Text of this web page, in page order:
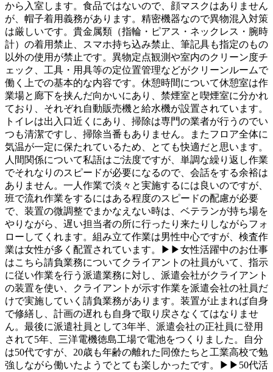
から入室します。食品ではないので、顔マスクはありません
が、帽子着用義務があります。精密機器なので異物混入対策
は厳しいです。貴金属類（指輪・ピアス・ネックレス・腕時
計）の着用禁止、スマホ持ち込み禁止、筆記具も指定のもの
以外の使用が禁止です。異物定点観測や室内のクリーン度チ
ェック、工具・用具等の定位置管理などがクリーンルームで
働く上での基本的な内容です。休憩時間について休憩室は作
業場と廊下を挟んだ向かいにあり、禁煙室と喫煙室に分かれ
ており、それぞれ自動販売機と給水機が設置されています。
トイレは出入口近くにあり、掃除は専門の業者が行うのでい
つも清潔ですし、掃除当番もありません。またフロア全体に
気温が一定に保たれているため、とても快適だと思います。
人間関係について私語はご法度ですが、単調な繰り返し作業
でそれなりのスピードが必要になるので、会話をする余裕は
ありません。一人作業で淡々と実施するには良いのですが、
班で流れ作業をするにはある程度のスピードの配慮が必要
で、装置の微調整でまかなえない時は、ベテランが持ち場を
やりながら、遅い担当者の所に行ったり来たりしながらフォ
ローしてくれます。組み立て作業は男性中心ですが、検査作
業は女性が多く配置されています。▶▶女性活躍中のお仕事
はこちら請負業務についてクライアントの社員がいて、指示
に従い作業を行う派遣業務に対し、派遣会社がクライアント
の装置を使い、クライアントが示す作業を派遣会社の社員だ
けで実施していく請負業務があります。装置が止まれば自身
で修繕し、計画の遅れも自身で取り戻さなくてはなりませ
ん。最後に派遣社員として3年半、派遣会社の正社員に登用
されて5年、三洋電機徳島工場で電池をつくりました。自分
は50代ですが、20歳も年齢の離れた同僚たちと工業高校で勉
強しながら働いたようでとても楽しかったです。▶▶50代活